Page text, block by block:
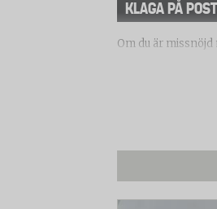
KLAGA PÅ
Om du är
För att få
har avtal med. Vi
telestyrelsen,
använda
vända dig till